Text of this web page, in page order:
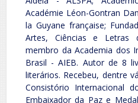
Académie Léon-Gontran
la Guyane française;
Artes, Ciências e Letras
membro da Academia dos
Brasil - AIEB. Autor de 8
literários. Recebeu, dentre
Consistório Internacional
Embaixador da Paz e